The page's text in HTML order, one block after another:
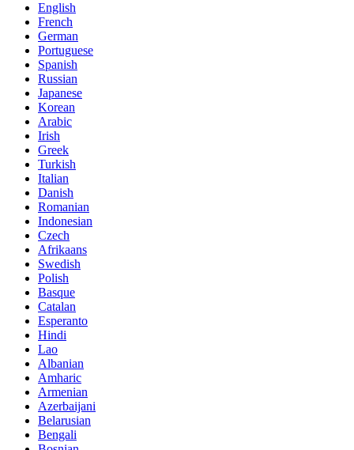
English
French
German
Portuguese
Spanish
Russian
Japanese
Korean
Arabic
Irish
Greek
Turkish
Italian
Danish
Romanian
Indonesian
Czech
Afrikaans
Swedish
Polish
Basque
Catalan
Esperanto
Hindi
Lao
Albanian
Amharic
Armenian
Azerbaijani
Belarusian
Bengali